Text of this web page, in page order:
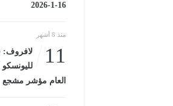
16-1-2026
منذ 8 أشهر
11
لافروف:
لليونسكو
العام مؤشر مشجع